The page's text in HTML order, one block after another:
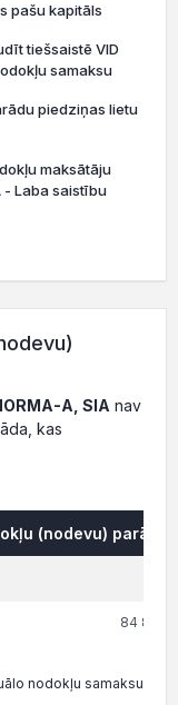
pašu kapitāls
tiešsaistē VID
samaksu
piedziņas lietu
maksātāju
- Laba saistību
A, SIA nav
kas
(nodevu) parāds,
84
nodokļu samaksu